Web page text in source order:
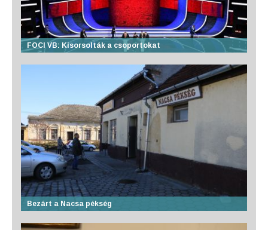
FOCI VB: Kisorsolták a csoportokat
Bezárt a Nacsa pékség